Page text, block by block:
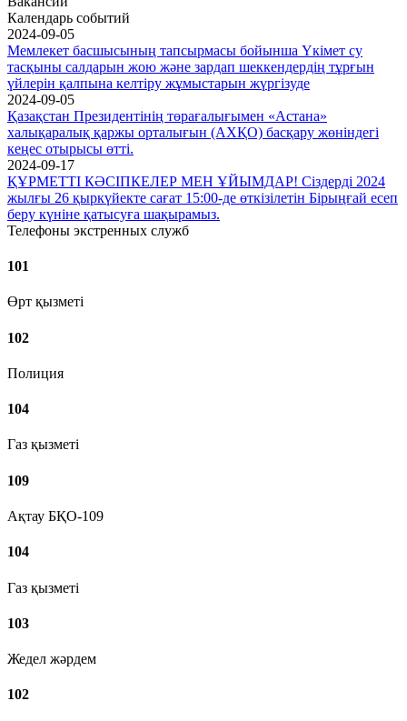
Календарь событий
2024-09-05
Мемлекет басшысының тапсырмасы бойынша Үкімет су
тасқыны салдарын жою және зардап шеккендердің тұрғын
үйлерін қалпына келтіру жұмыстарын жүргізуде
2024-09-05
Қазақстан Президентінің төрағалығымен «Астана»
халықаралық қаржы орталығын (АХҚО) басқару жөніндегі
кеңес отырысы өтті.
2024-09-17
ҚҰРМЕТТІ КӘСІПКЕЛЕР МЕН ҰЙЫМДАР! Сіздерді 2024
жылғы 26 қыркүйекте сағат 15:00-де өткізілетін Бірыңғай есеп
беру күніне қатысуға шақырамыз.
Телефоны экстренных служб
101
Өрт қызметі
102
Полиция
104
Газ қызметі
109
Ақтау БҚО-109
104
Газ қызметі
103
Жедел жәрдем
102